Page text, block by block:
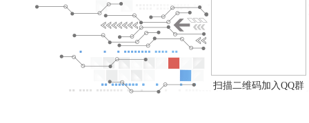
扫描二维码加入QQ群